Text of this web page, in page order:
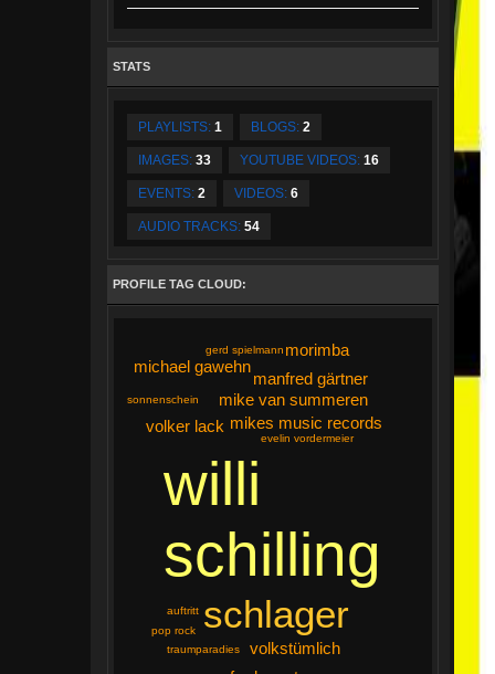
STATS
PLAYLISTS: 1 BLOGS: 2
IMAGES: 33 YOUTUBE VIDEOS: 16
EVENTS: 2 VIDEOS: 6
AUDIO TRACKS: 54
PROFILE TAG CLOUD:
willi
schilling
schlager
mikes music records
volkstümlich
manfred gärtner
mike van summeren
volker lack
morimba
michael gawehn
traumparadies
gerd spielmann
evelin vordermeier
sonnenschein
pop rock
auftritt